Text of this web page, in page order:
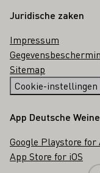
Juridische zaken
Impressum
Sitemap
Cookie-instellingen
App Deutsche Weine
Google Playstore for
App Store for iOS